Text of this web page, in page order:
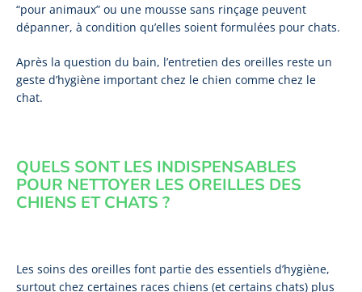
“pour animaux” ou une mousse sans rinçage peuvent
dépanner, à condition qu’elles soient formulées pour chats.
Après la question du bain, l’entretien des oreilles reste un
geste d’hygiène important chez le chien comme chez le
chat.
QUELS SONT LES INDISPENSABLES
POUR NETTOYER LES OREILLES DES
CHIENS ET CHATS ?
Les soins des oreilles font partie des essentiels d’hygiène,
surtout chez certaines races chiens (et certains chats) plus